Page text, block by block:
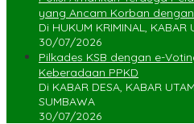
yang Ancam Korban
Di HUKUM KRIMINAL, KABAR
30/07/2026
Pilkades KSB dengan e-
Keberadaan PPKD
Di KABAR DESA, KABAR
SUMBAWA
30/07/2026